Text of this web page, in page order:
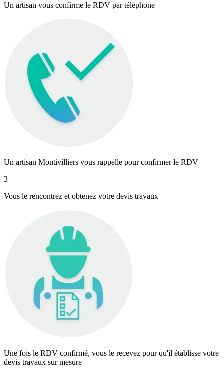
Un artisan vous confirme le RDV par téléphone
Un artisan Montivilliers vous rappelle pour confirmer le RDV
3
Vous le rencontrez et obtenez votre devis travaux
Une fois le RDV confirmé, vous le recevez pour qu'il établisse votre
devis travaux sur mesure